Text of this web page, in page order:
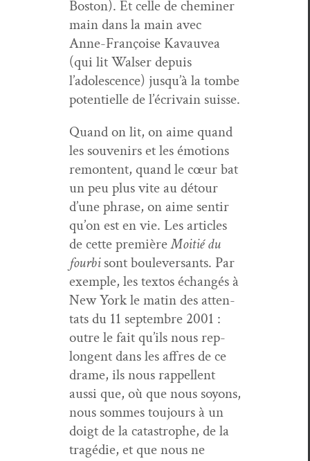
Boston). Et celle de chem­iner
main dans la main avec
Anne-Françoise Kavau­vea
(qui lit Walser depuis
l’adolescence) jusqu’à la tombe
poten­tielle de l’écrivain suisse.
Quand on lit, on aime quand
les sou­venirs et les émo­tions
remon­tent, quand le cœur bat
un peu plus vite au détour
d’une phrase, on aime sen­tir
qu’on est en vie. Les arti­cles
de cette pre­mièreMoitié du
four­bisont boulever­sants. Par
exem­ple, les tex­tos échangés à
New York le matin des atten­
tats du 11 sep­tem­bre 2001 :
out­re le fait qu’ils nous rep­
lon­gent dans les affres de ce
drame, ils nous rap­pel­lent
aus­si que, où que nous soyons,
nous sommes tou­jours à un
doigt de la cat­a­stro­phe, de la
tragédie, et que nous ne